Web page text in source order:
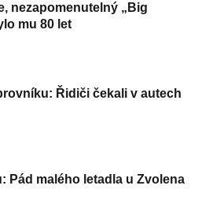
nezapomenutelný „Big
mu 80 let
Řidiči čekali v autech
Pád malého letadla u Zvolena